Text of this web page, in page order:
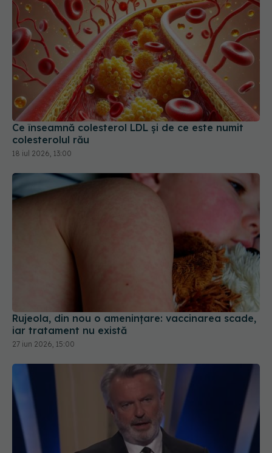
Ce înseamnă colesterol LDL și de ce este numit
colesterolul rău
18 iul 2026, 13:00
Rujeola, din nou o amenințare: vaccinarea scade,
iar tratament nu există
27 iun 2026, 15:00